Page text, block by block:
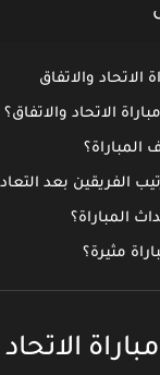
والاتفاق
الاتحاد والاتفاق؟
المباراة؟
الفريقين بعد
المباراة؟
مثيرة؟
الاتحاد